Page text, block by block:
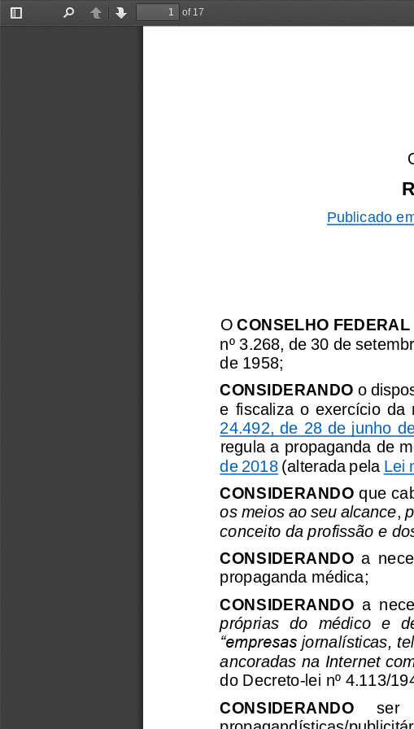
Toggle
PreviousNext
of 17
Publicado
O CONSELHO
nº 3.268, de 30 de
de 1958;
CONSIDERANDO o
e  fiscaliza  o  exercício  da
24.492, de 28 de junho
regula a propaganda de
de 2018 (alterada pela Lei
CONSIDERANDO que
os meios ao seu alcance
conceito da profissão e
CONSIDERANDO a
propaganda médica;
CONSIDERANDO a
próprias do médico e
“empresas jornalísticas,
ancoradas na Internet
do Decreto-lei nº 4.113/
CONSIDERANDO
ser